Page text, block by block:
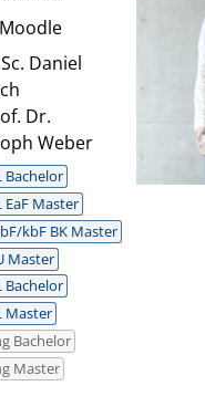
Daniel
Dr.
Weber
Bachelor
EaF Master
kbF BK Master
Master
Bachelor
Master
Bachelor
Master